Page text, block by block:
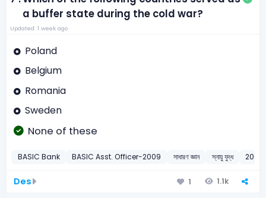
a buffer state during the cold war?
Updated: 1 week ago
Poland
Belgium
Romania
Sweden
None of these
BASIC Bank BASIC Asst. Officer-2009 সাধারণ জ্ঞান স্নায়ু যুদ্ধ 2009
Des 1 1.1k